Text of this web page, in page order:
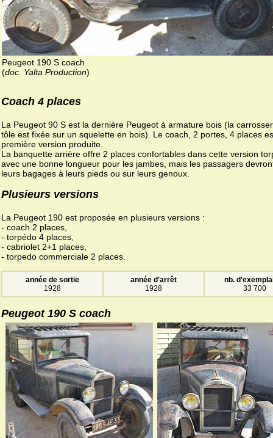
Peugeot 190 S coach
(doc. Yalta Production)
Coach 4 places
La Peugeot 90 S est la dernière Peugeot à armature bois (la
tôle est fixée sur un squelette en bois). Le coach, 2 portes, 4 places
première version produite.
La banquette arrière offre 2 places confortables dans cette version
avec une bonne longueur pour les jambes, mais les passagers
leurs bagages à leurs pieds ou sur leurs genoux.
Plusieurs versions
La Peugeot 190 est proposée en plusieurs versions :
- coach 2 places,
- torpédo 4 places,
- cabriolet 2+1 places,
- torpedo commerciale 2 places.
année de sortie
1928
année d'arrêt
1928
nb.
33 700
Peugeot 190 S coach